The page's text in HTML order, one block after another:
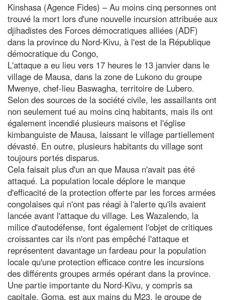
Kinshasa (Agence Fides) – Au moins cinq personnes ont
trouvé la mort lors d'une nouvelle incursion attribuée aux
djihadistes des Forces démocratiques alliées (ADF)
dans la province du Nord-Kivu, à l'est de la République
démocratique du Congo,
L'attaque a eu lieu vers 17 heures le 13 janvier dans le
village de Mausa, dans la zone de Lukono du groupe
Mwenye, chef-lieu Baswagha, territoire de Lubero.
Selon des sources de la société civile, les assaillants ont
non seulement tué au moins cinq habitants, mais ils ont
également incendié plusieurs maisons et l'église
kimbanguiste de Mausa, laissant le village partiellement
dévasté. En outre, plusieurs habitants du village sont
toujours portés disparus.
Cela faisait plus d'un an que Mausa n'avait pas été
attaqué. La population locale déplore le manque
d'efficacité de la protection offerte par les forces armées
congolaises qui n'ont pas réagi à l'alerte qu'ils avaient
lancée avant l'attaque du village. Les Wazalendo, la
milice d'autodéfense, font également l'objet de critiques
croissantes car ils n'ont pas empêché l'attaque et
représentent davantage un fardeau pour la population
locale qu'une protection efficace contre les incursions
des différents groupes armés opérant dans la province.
Une partie importante du Nord-Kivu, y compris sa
capitale, Goma, est aux mains du M23, le groupe de